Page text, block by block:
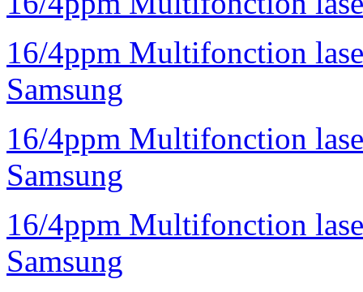
16/4ppm Multifonction
Samsung
16/4ppm Multifonction
Samsung
16/4ppm Multifonction
Samsung